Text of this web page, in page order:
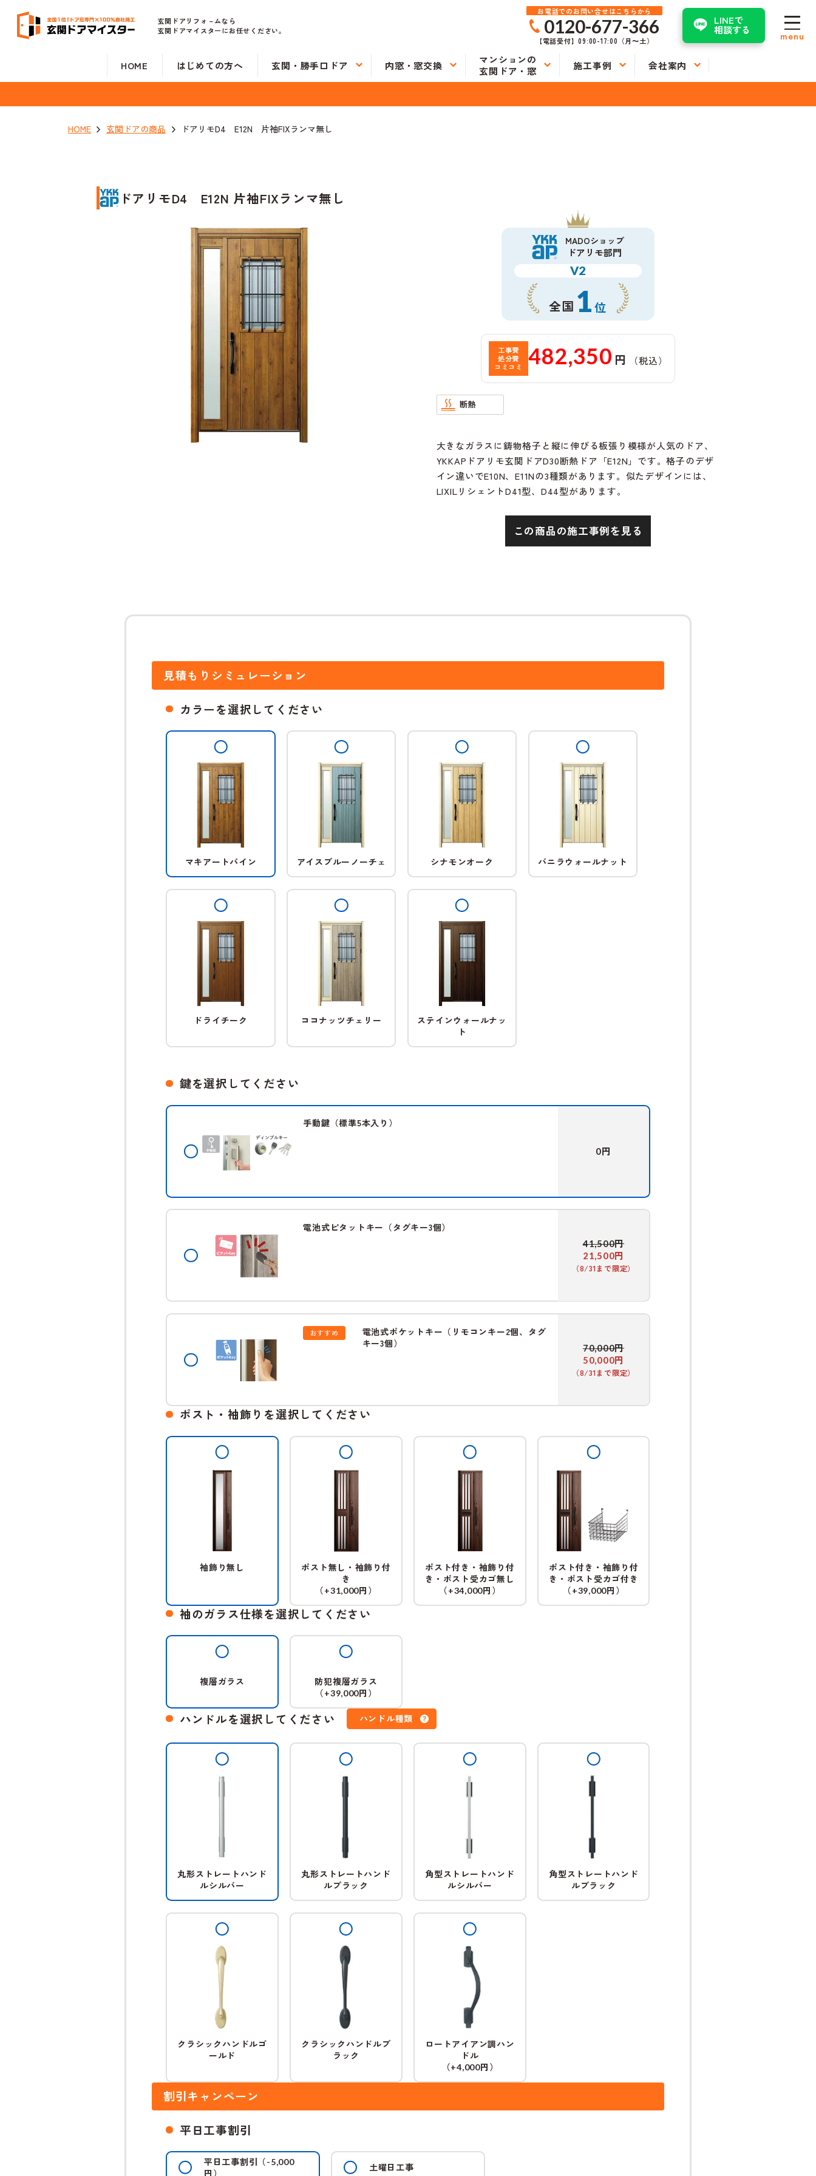
玄関ドアリフォ－ムなら
玄関ドアマイスターにお任せください。
お電話でのお問い合せはこちらから
0120-677-366
【電話受付】09:00-17:00（月〜土）
LINEで
相談する
HOME はじめての方へ 玄関・勝手口ドア 内窓・窓交換
マンションの
玄関ドア・窓
施工事例 会社案内
menu
HOME 玄関ドアの商品 ドアリモD4 E12N 片袖FIXランマ無し
ドアリモD4 E12N 片袖FIXランマ無し
MADOショップ
ドアリモ部門
V2
全国 1位
工事費
処分費
コミコミ
482,350 円 （税込）
断熱
大きなガラスに鋳物格子と縦に伸びる板張り模様が人気のドア、
YKKAPドアリモ玄関ドアD30断熱ドア「E12N」です。格子のデザ
イン違いでE10N、E11Nの3種類があります。似たデザインには、
LIXILリシェントD41型、D44型があります。
この商品の施工事例を見る
見積もりシミュレーション
カラーを選択してください
マキアートパイン アイスブルーノーチェ シナモンオーク バニラウォールナット
ドライチーク ココナッツチェリー
ステインウォールナッ
ト
鍵を選択してください
手動鍵（標準5本入り）
0円
電池式ピタットキー（タグキー3個）
41,500円
21,500円
（8/31まで限定）
おすすめ
電池式ポケットキー（リモコンキー2個、タグ
キー3個）
70,000円
50,000円
（8/31まで限定）
ポスト・袖飾りを選択してください
袖飾り無し
ポスト無し・袖飾り付
き
（+31,000円）
ポスト付き・袖飾り付
き・ポスト受カゴ無し
（+34,000円）
ポスト付き・袖飾り付
き・ポスト受カゴ付き
（+39,000円）
袖のガラス仕様を選択してください
複層ガラス
防犯複層ガラス
（+39,000円）
ハンドルを選択してください ハンドル種類
丸形ストレートハンド
ルシルバー
丸形ストレートハンド
ルブラック
角型ストレートハンド
ルシルバー
角型ストレートハンド
ルブラック
クラシックハンドルゴ
ールド
クラシックハンドルブ
ラック
ロートアイアン調ハン
ドル
（+4,000円）
割引キャンペーン
平日工事割引
平日工事割引 （-5,000
円） 土曜日工事